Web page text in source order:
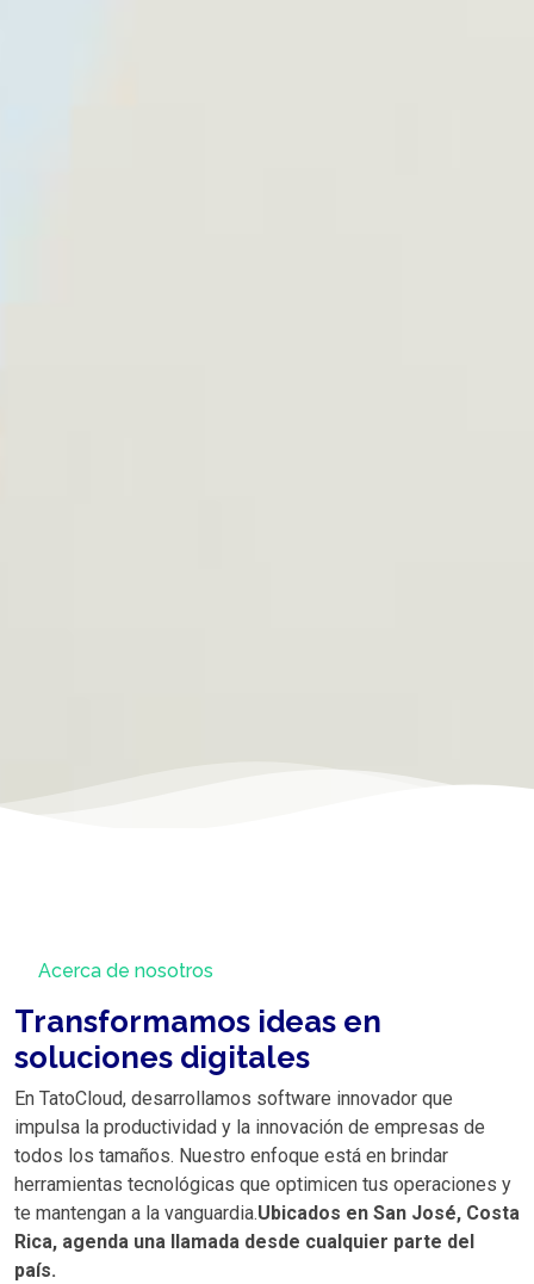
Acerca de nosotros
Transformamos ideas en
soluciones digitales
En TatoCloud, desarrollamos software innovador que
impulsa la productividad y la innovación de empresas de
todos los tamaños. Nuestro enfoque está en brindar
herramientas tecnológicas que optimicen tus operaciones y
te mantengan a la vanguardia.Ubicados en San José, Costa
Rica, agenda una llamada desde cualquier parte del
país.